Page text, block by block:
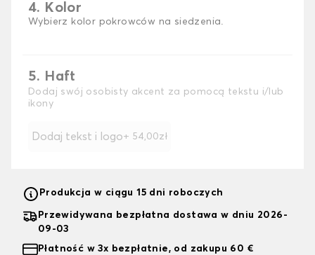
4. Kolor
Wybierz kolor pokrowców na siedzenia.
5. Haft
Dodaj swój osobisty akcent za pomocą tekstu i/lub
ikony
Dodaj tekst i logo + 54,00zł
Produkcja w ciągu 15 dni roboczych
Przewidywana bezpłatna dostawa w dniu 2026-
09-03
Płatność w 3x bezpłatnie, od zakupu 60 €